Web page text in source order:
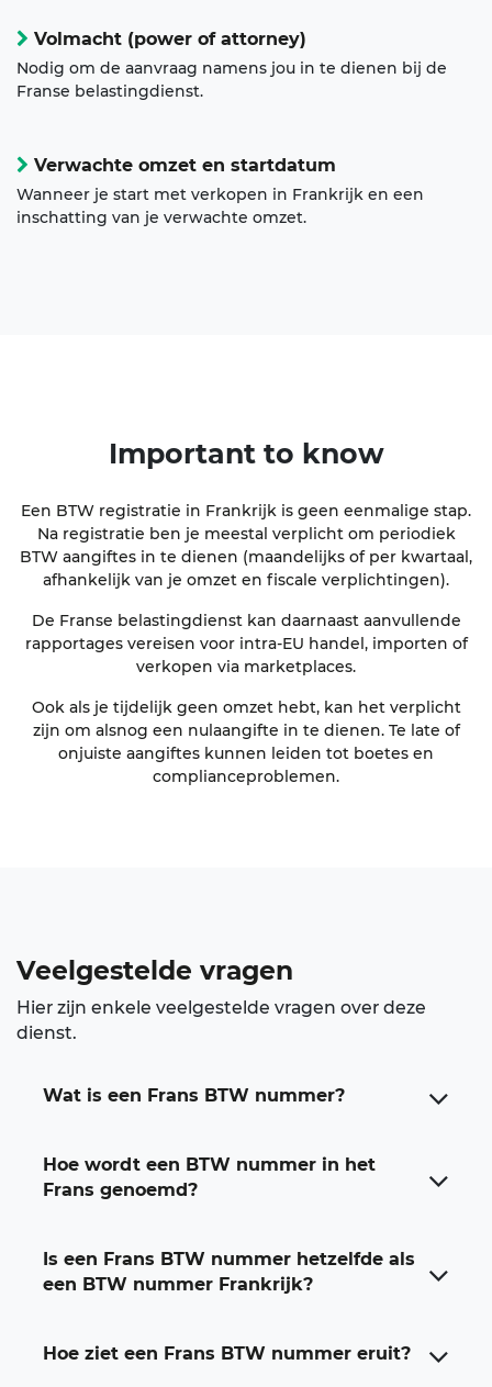
Volmacht (power of attorney)
Nodig om de aanvraag namens jou in te dienen bij de
Franse belastingdienst.
Verwachte omzet en startdatum
Wanneer je start met verkopen in Frankrijk en een
inschatting van je verwachte omzet.
Importantto know
Een BTW registratie in Frankrijk is geen eenmalige stap.
Na registratie ben je meestal verplicht om periodiek
BTW aangiftes in te dienen (maandelijks of per kwartaal,
afhankelijk van je omzet en fiscale verplichtingen).
De Franse belastingdienst kan daarnaast aanvullende
rapportages vereisen voor intra-EU handel, importen of
verkopen via marketplaces.
Ook als je tijdelijk geen omzet hebt, kan het verplicht
zijn om alsnog een nulaangifte in te dienen. Te late of
onjuiste aangiftes kunnen leiden tot boetes en
complianceproblemen.
Veelgestelde vragen
Hier zijn enkele veelgestelde vragen over deze
dienst.
Wat is een Frans BTW nummer?
Hoe wordt een BTW nummer in het
Frans genoemd?
Is een Frans BTW nummer hetzelfde als
een BTW nummer Frankrijk?
Hoe ziet een Frans BTW nummer eruit?